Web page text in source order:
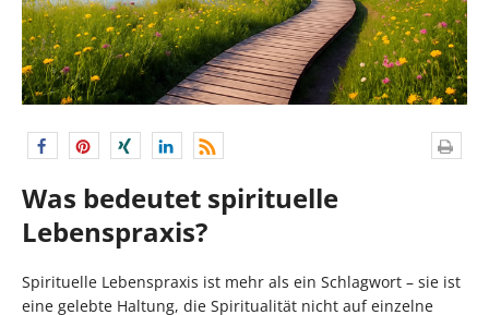
Was bedeutet spirituelle
Lebenspraxis?
Spirituelle Lebenspraxis ist mehr als ein Schlagwort – sie ist
eine gelebte Haltung, die Spiritualität nicht auf einzelne